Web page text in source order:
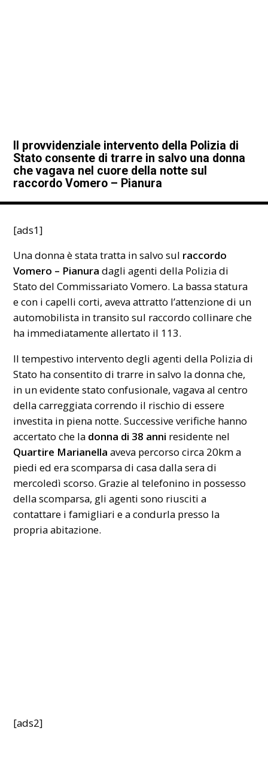
Il provvidenziale intervento della Polizia di
Stato consente di trarre in salvo una donna
che vagava nel cuore della notte sul
raccordo Vomero – Pianura
[ads1]
Una donna è stata tratta in salvo sul raccordo
Vomero – Pianura dagli agenti della Polizia di
Stato del Commissariato Vomero. La bassa statura
e con i capelli corti, aveva attratto l’attenzione di un
automobilista in transito sul raccordo collinare che
ha immediatamente allertato il 113.
Il tempestivo intervento degli agenti della Polizia di
Stato ha consentito di trarre in salvo la donna che,
in un evidente stato confusionale, vagava al centro
della carreggiata correndo il rischio di essere
investita in piena notte. Successive verifiche hanno
accertato che la donna di 38 anni residente nel
Quartire Marianella aveva percorso circa 20km a
piedi ed era scomparsa di casa dalla sera di
mercoledì scorso. Grazie al telefonino in possesso
della scomparsa, gli agenti sono riusciti a
contattare i famigliari e a condurla presso la
propria abitazione.
[ads2]